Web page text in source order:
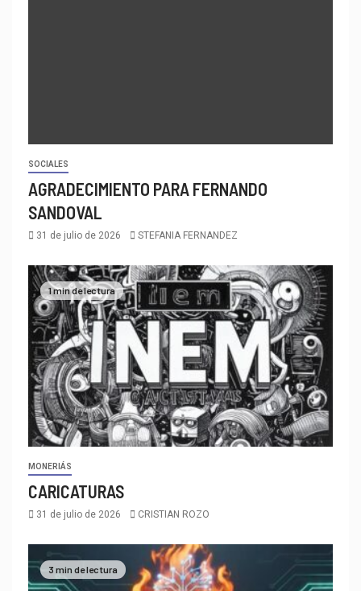
SOCIALES
AGRADECIMIENTO PARA FERNANDO
SANDOVAL
31 de julio de 2026 STEFANIA FERNANDEZ
1 min de lectura
MONERIÁS
CARICATURAS
31 de julio de 2026 CRISTIAN ROZO
3 min de lectura